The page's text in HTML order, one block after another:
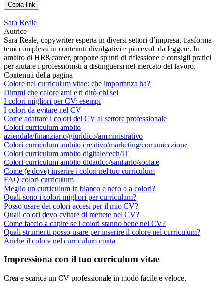
Copia link
Sara Reale
Autrice
Sara Reale, copywriter esperta in diversi settori d’impresa, trasforma
temi complessi in contenuti divulgativi e piacevoli da leggere. In
ambito di HR&career, propone spunti di riflessione e consigli pratici
per aiutare i professionisti a distinguersi nel mercato del lavoro.
Contenuti della pagina
Colore nel curriculum vitae: che importanza ha?
Dimmi che colore ami e ti dirò chi sei
I colori migliori per CV: esempi
I colori da evitare nel CV
Come adattare i colori del CV al settore professionale
Colori curriculum ambito
aziendale/finanziario/giuridico/amministrativo
Colori curriculum ambito creativo/marketing/comunicazione
Colori curriculum ambito digitale/tech/IT
Colori curriculum ambito didattico/sanitario/sociale
Come (e dove) inserire i colori nel tuo curriculum
FAQ colori curriculum
Meglio un curriculum in bianco e nero o a colori?
Quali sono i colori migliori per curriculum?
Posso usare dei colori accesi per il mio CV?
Quali colori devo evitare di mettere nel CV?
Come faccio a capire se i colori stanno bene nel CV?
Quali strumenti posso usare per inserire il colore nel curriculum?
Anche il colore nel curriculum conta
Impressiona con il tuo curriculum vitae
Crea e scarica un CV professionale in modo facile e veloce.